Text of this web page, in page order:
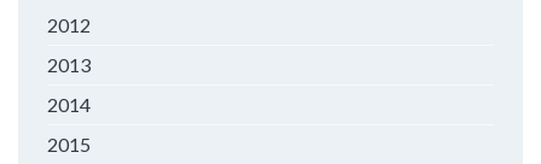
2012
2013
2014
2015